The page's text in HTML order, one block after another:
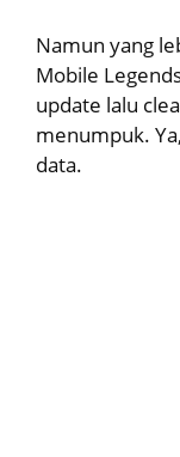
Namun yang
Mobile
update lalu
menumpuk.
data.